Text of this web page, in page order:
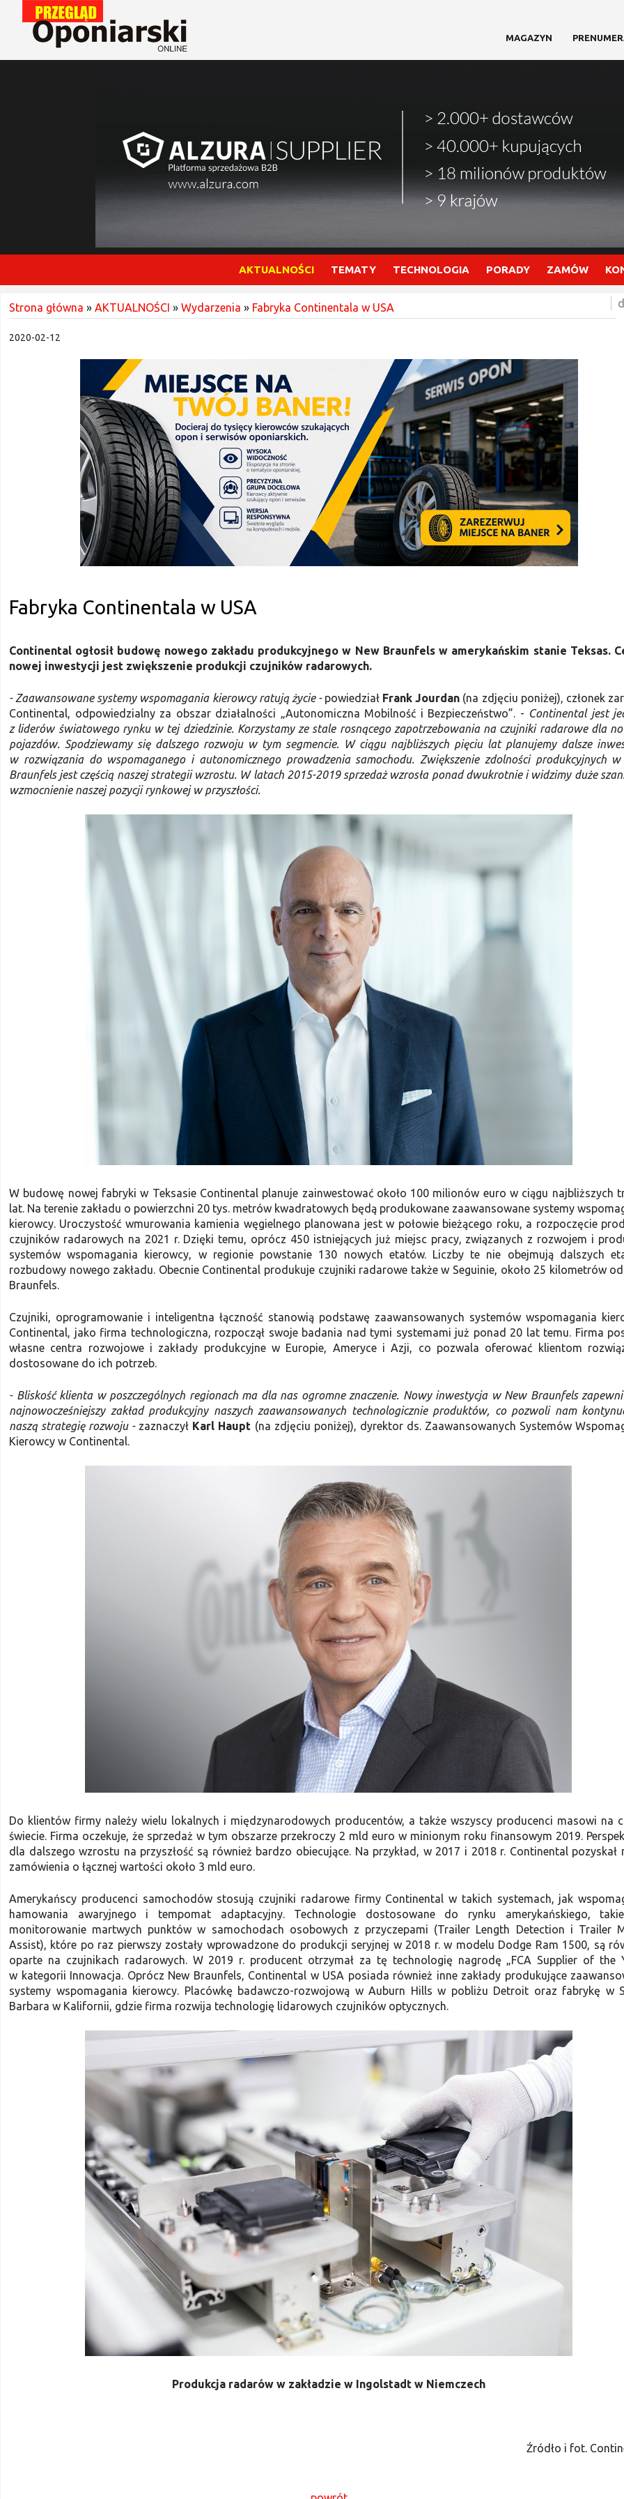
MAGAZYN
AKTUALNOŚCI TEMATY TECHNOLOGIA PORADY ZAMÓW
Strona główna » AKTUALNOŚCI » Wydarzenia » Fabryka Continentala w USA
2020-02-12
Fabryka Continentala w USA
Continental ogłosił budowę nowego zakładu produkcyjnego w New Braunfels w amerykańskim stanie Teksas.
nowej inwestycji jest zwiększenie produkcji czujników radarowych.
- Zaawansowane systemy wspomagania kierowcy ratują życie -powiedział Frank Jourdan (na zdjęciu poniżej), członek
Continental, odpowiedzialny za obszar działalności „Autonomiczna Mobilność i Bezpieczeństwo”. - Continental jest
z liderów światowego rynku w tej dziedzinie. Korzystamy ze stale rosnącego zapotrzebowania na czujniki radarowe dla
pojazdów. Spodziewamy się dalszego rozwoju w tym segmencie. W ciągu najbliższych pięciu lat planujemy dalsze
w rozwiązania do wspomaganego i autonomicznego prowadzenia samochodu. Zwiększenie zdolności produkcyjnych
Braunfels jest częścią naszej strategii wzrostu. W latach 2015-2019 sprzedaż wzrosła ponad dwukrotnie i widzimy duże
wzmocnienie naszej pozycji rynkowej w przyszłości.
W budowę nowej fabryki w Teksasie Continental planuje zainwestować około 100 milionów euro w ciągu najbliższych
lat. Na terenie zakładu o powierzchni 20 tys. metrów kwadratowych będą produkowane zaawansowane systemy
kierowcy. Uroczystość wmurowania kamienia węgielnego planowana jest w połowie bieżącego roku, a rozpoczęcie
czujników radarowych na 2021 r. Dzięki temu, oprócz 450 istniejących już miejsc pracy, związanych z rozwojem i
systemów wspomagania kierowcy, w regionie powstanie 130 nowych etatów. Liczby te nie obejmują dalszych
rozbudowy nowego zakładu. Obecnie Continental produkuje czujniki radarowe także w Seguinie, około 25 kilometrów
Braunfels.
Czujniki, oprogramowanie i inteligentna łączność stanowią podstawę zaawansowanych systemów wspomagania
Continental, jako firma technologiczna, rozpoczął swoje badania nad tymi systemami już ponad 20 lat temu. Firma
własne centra rozwojowe i zakłady produkcyjne w Europie, Ameryce i Azji, co pozwala oferować klientom
dostosowane do ich potrzeb.
- Bliskość klienta w poszczególnych regionach ma dla nas ogromne znaczenie. Nowy inwestycja w New Braunfels
najnowocześniejszy zakład produkcyjny naszych zaawansowanych technologicznie produktów, co pozwoli nam
naszą strategię rozwoju -zaznaczył Karl Haupt (na zdjęciu poniżej), dyrektor ds. Zaawansowanych Systemów
Kierowcy w Continental.
Do klientów firmy należy wielu lokalnych i międzynarodowych producentów, a także wszyscy producenci masowi na
świecie. Firma oczekuje, że sprzedaż w tym obszarze przekroczy 2 mld euro w minionym roku finansowym 2019.
dla dalszego wzrostu na przyszłość są również bardzo obiecujące. Na przykład, w 2017 i 2018 r. Continental pozyskał
zamówienia o łącznej wartości około 3 mld euro.
Amerykańscy producenci samochodów stosują czujniki radarowe firmy Continental w takich systemach, jak
hamowania awaryjnego i tempomat adaptacyjny. Technologie dostosowane do rynku amerykańskiego,
monitorowanie martwych punktów w samochodach osobowych z przyczepami (Trailer Length Detection i Trailer
Assist), które po raz pierwszy zostały wprowadzone do produkcji seryjnej w 2018 r. w modelu Dodge Ram 1500, są
oparte na czujnikach radarowych. W 2019 r. producent otrzymał za tę technologię nagrodę „FCA Supplier of the
w kategorii Innowacja. Oprócz New Braunfels, Continental w USA posiada również inne zakłady produkujące
systemy wspomagania kierowcy. Placówkę badawczo-rozwojową w Auburn Hills w pobliżu Detroit oraz fabrykę w
Barbara w Kalifornii, gdzie firma rozwija technologię lidarowych czujników optycznych.
Produkcja radarów w zakładzie w Ingolstadt w Niemczech
Źródło i fot.